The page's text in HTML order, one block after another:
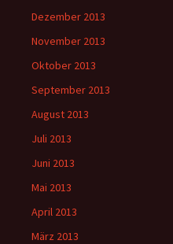
Dezember 2013
November 2013
Oktober 2013
September 2013
August 2013
Juli 2013
Juni 2013
Mai 2013
April 2013
März 2013